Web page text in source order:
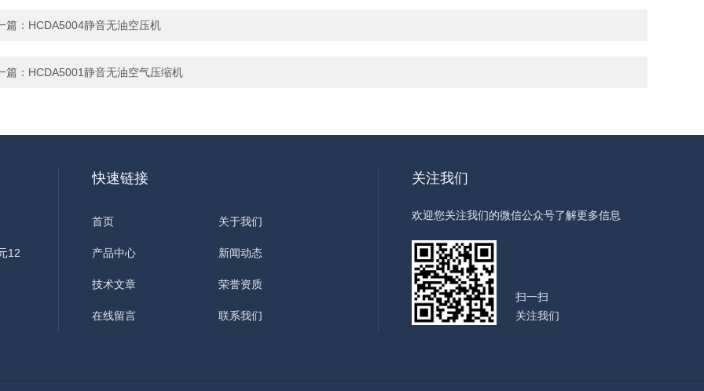
篇： HCDA5004静音无油空压机
篇： HCDA5001静音无油空气压缩机
12
快速链接
首页 关于我们
产品中心 新闻动态
技术文章 荣誉资质
在线留言 联系我们
关注我们
欢迎您关注我们的微信公众号了解更多信息
扫一扫
关注我们